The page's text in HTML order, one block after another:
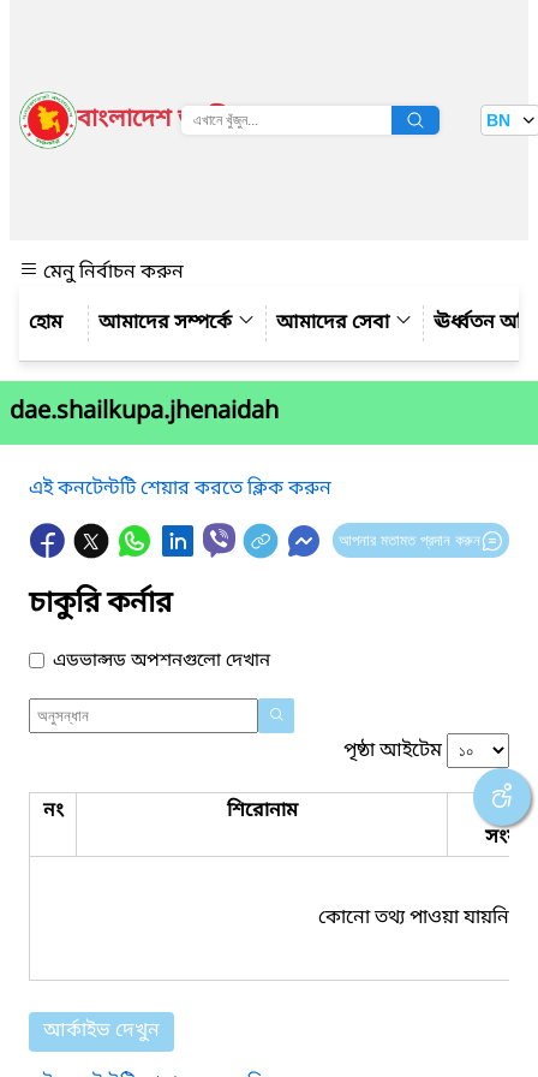
বাংলাদেশ জাতীয় তথ্য বাতায়ন BN
মেনু নির্বাচন করুন
আমাদের সম্পর্কে
আমাদের সেবা ঊর্ধ্বতন
dae.shailkupa.jhenaidah
এই কনটেন্টটি শেয়ার করতে ক্লিক করুন
আপনার মতামত প্রদান করুন
চাকুরি কর্নার
এডভান্সড অপশনগুলো দেখান
পৃষ্ঠা আইটেম
নং শিরোনাম
কোনো তথ্য পাওয়া যায়নি।
আর্কাইভ দেখুন